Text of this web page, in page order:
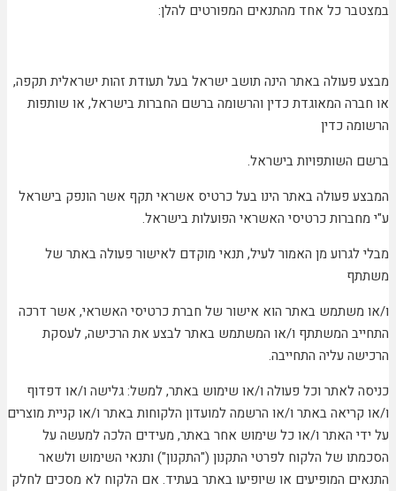
במצטבר כל אחד מהתנאים המפורטים להלן:
מבצע פעולה באתר הינה תושב ישראל בעל תעודת זהות ישראלית תקפה,
או חברה המאוגדת כדין והרשומה ברשם החברות בישראל, או שותפות
הרשומה כדין
ברשם השותפויות בישראל.
המבצע פעולה באתר הינו בעל כרטיס אשראי תקף אשר הונפק בישראל
ע"י מחברות כרטיסי האשראי הפועלות בישראל.
מבלי לגרוע מן האמור לעיל, תנאי מוקדם לאישור פעולה באתר של
משתתף
ו/או משתמש באתר הוא אישור של חברת כרטיסי האשראי, אשר דרכה
התחייב המשתתף ו/או המשתמש באתר לבצע את הרכישה, לעסקת
הרכישה עליה התחייבה.
כניסה לאתר וכל פעולה ו/או שימוש באתר, למשל: גלישה ו/או דפדוף
ו/או קריאה באתר ו/או הרשמה למועדון הלקוחות באתר ו/או קניית מוצרים
על ידי האתר ו/או כל שימוש אחר באתר, מעידים הלכה למעשה על
הסכמתו של הלקוח לפרטי התקנון ("התקנון") ותנאי השימוש ולשאר
התנאים המופיעים או שיופיעו באתר בעתיד. אם הלקוח לא מסכים לחלק